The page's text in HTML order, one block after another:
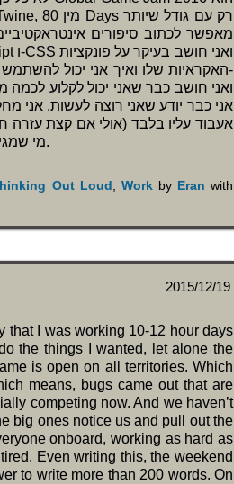
האקראיות שלו ואיך אני יכול
אני כבר יודע שאני רוצה לעשות. אני
אעבוד עליו בלבד (אולי אם קצת עזרה
וגם כמה אני מסוגל למתוח את השימושיות של Twine. נתראה ב-Wix, מי שמגיע.
Out Loud, Workby Eran with
2015/12/19
that I was working 10-12 hour days
the things I wanted, let alone the
is open on all territories. Which
means, bugs came out that are
competing now. And we haven’t
big ones notice us and pull out the
onboard, working as hard as
Even writing this, the weekend
to write more than 200 words. On